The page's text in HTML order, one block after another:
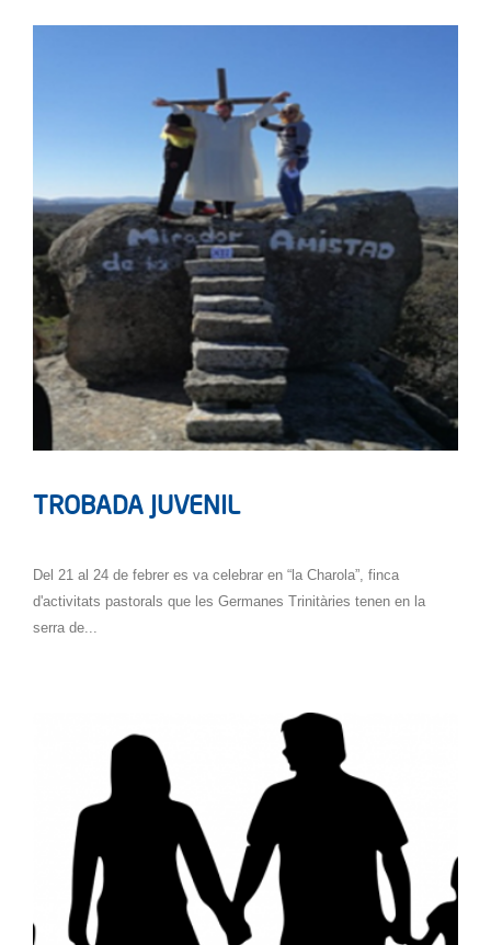
TROBADA JUVENIL
Del 21 al 24 de febrer es va celebrar en “la Charola”, finca
d'activitats pastorals que les Germanes Trinitàries tenen en la
serra de...